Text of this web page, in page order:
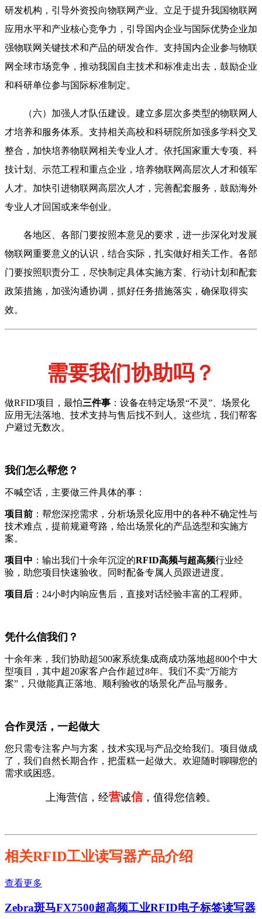
研发机构，引导外资投向物联网产业。立足于提升我国物联网
应用水平和产业核心竞争力，引导国内企业与国际优势企业加
强物联网关键技术和产品的研发合作。支持国内企业参与物联
网全球市场竞争，推动我国自主技术和标准走出去，鼓励企业
和科研单位参与国际标准制定。
（六）加强人才队伍建设。建立多层次多类型的物联网人
才培养和服务体系。支持相关高校和科研院所加强多学科交叉
整合，加快培养物联网相关专业人才。依托国家重大专项、科
技计划、示范工程和重点企业，培养物联网高层次人才和领军
人才。加快引进物联网高层次人才，完善配套服务，鼓励海外
专业人才回国或来华创业。
各地区、各部门要按照本意见的要求，进一步深化对发展
物联网重要意义的认识，结合实际，扎实做好相关工作。各部
门要按照职责分工，尽快制定具体实施方案、行动计划和配套
政策措施，加强沟通协调，抓好任务措施落实，确保取得实
效。
需要我们协助吗？
做RFID项目，最怕三件事 ：设备在特定场景“不灵”、场景化
应用无法落地、技术支持与售后找不到人。这些坑，我们帮客
户避过无数次。
我们怎么帮您？
不喊空话，主要做三件具体的事：
项目前 ：帮您深挖需求，分析场景化应用中的各种不确定性与
技术难点，提前规避弯路，给出场景化的产品选型和实施方
案。
项目中 ：输出我们十余年沉淀的RFID高频与超高频行业经
验，助您项目快速验收。同时配备专属人员跟进进度。
项目后 ：24小时内响应售后，直接对话经验丰富的工程师。
凭什么信我们？
十余年来，我们协助超500家系统集成商成功落地超800个中大
型项目，其中超20家客户合作超过8年。我们不卖“万能方
案”，只做能真正落地、顺利验收的场景化产品与服务。
合作灵活，一起做大
您只需专注客户与方案，技术实现与产品交给我们。项目做成
了，我们自然长期合作，把蛋糕一起做大。欢迎随时聊聊您的
需求或困惑。
上海营信，经营诚信，值得您信赖。
相关RFID工业读写器产品介绍
查看更多
Zebra斑马FX7500超高频工业RFID电子标签读写器